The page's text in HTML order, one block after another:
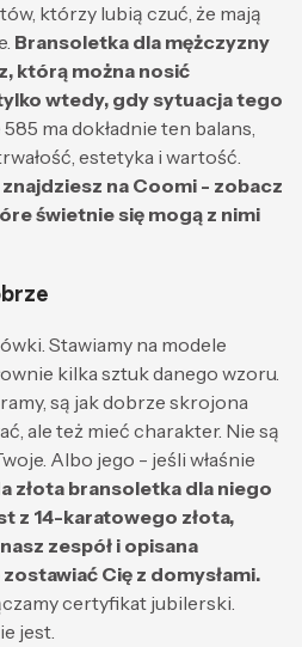
którzy lubią czuć, że mają
Bransoletka dla mężczyzny
którą można nosić
wtedy, gdy sytuacja tego
ma dokładnie ten balans,
estetyka i wartość.
na Coomi - zobacz
świetnie się mogą z nimi
Stawiamy na modele
kilka sztuk danego wzoru.
są jak dobrze skrojona
ale też mieć charakter. Nie są
Albo jego - jeśli właśnie
złota bransoletka dla niego
z 14-karatowego złota,
zespół i opisana
Cię z domysłami.
certyfikat jubilerski.
jest.